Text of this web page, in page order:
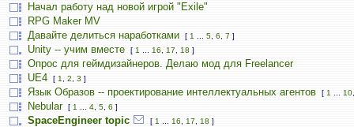
Начал работу над новой игрой "Exile"
RPG Maker MV
Давайте делиться наработками
[ 1 5 6 7 ]
Unity -- учим вместе [ 1 16 17 18 ]
Опрос для геймдизайнеров. Делаю мод для Freelancer
UE4
[ 1 2 3 ]
Язык Образов -- проектирование интеллектуальных агентов [ 1 10
Nebular [ 1 4 5 6 ]
SpaceEngineer topic [ 1 16 17 18 ]